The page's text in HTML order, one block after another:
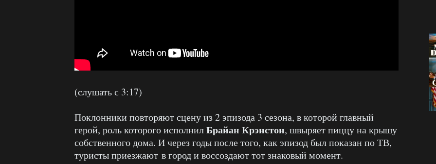
(слушать с 3:17)
Поклонники повторяют сцену из 2 эпизода 3 сезона, в которой главный
герой, роль которого исполнилБрайан Крэнстон, швыряет пиццу на крышу
собственного дома. И через годы после того, как эпизод был показан по ТВ,
туристы приезжают в город и воссоздают тот знаковый момент.